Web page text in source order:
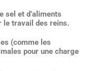
sel et d’aliments
le travail des reins.
(comme les
pour une charge